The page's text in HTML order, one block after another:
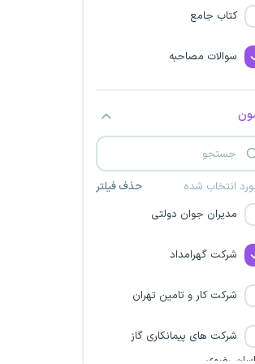
کتاب جامع
سوالات مصاحبه
حذف فیلتر
شرکت مادر تخصصی تولید
برق حرارتی
مدیران جوان دولتی
شرکت گهرامداد
شرکت کار و تامین تهران
شرکت های پیمانکاری گاز
رضوی